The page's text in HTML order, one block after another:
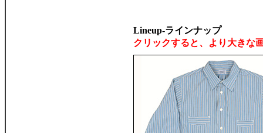
Lineup-ラインナップ
クリックすると、より大きな